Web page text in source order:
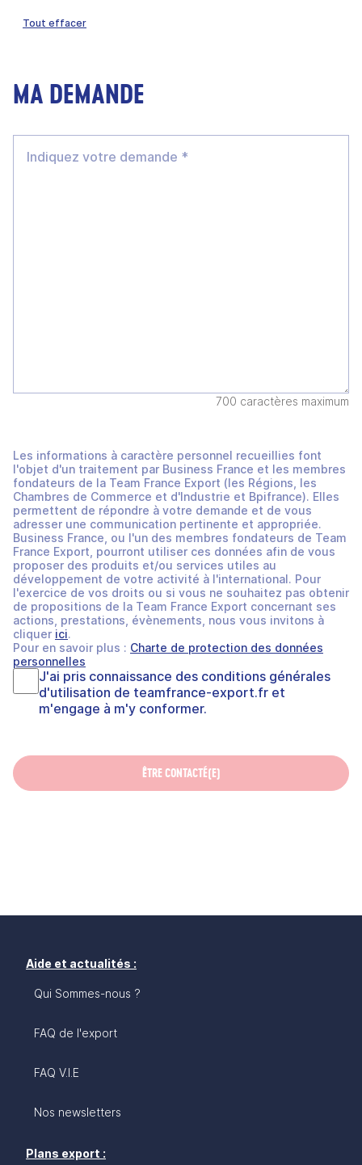
Tout effacer
MA DEMANDE
700 caractères maximum
Les informations à caractère personnel recueillies font
l'objet d'un traitement par Business France et les membres
fondateurs de la Team France Export (les Régions, les
Chambres de Commerce et d'Industrie et Bpifrance). Elles
permettent de répondre à votre demande et de vous
adresser une communication pertinente et appropriée.
Business France, ou l'un des membres fondateurs de Team
France Export, pourront utiliser ces données afin de vous
proposer des produits et/ou services utiles au
développement de votre activité à l'international. Pour
l'exercice de vos droits ou si vous ne souhaitez pas obtenir
de propositions de la Team France Export concernant ses
actions, prestations, évènements, nous vous invitons à
cliquer ici.
Pour en savoir plus : Charte de protection des données
personnelles
J'ai pris connaissance des conditions générales
d'utilisation de teamfrance-export.fr et
m'engage à m'y conformer.
ÊTRE CONTACTÉ(E)
Aide et actualités :
Qui Sommes-nous ?
FAQ de l'export
FAQ V.I.E
Nos newsletters
Plans export :